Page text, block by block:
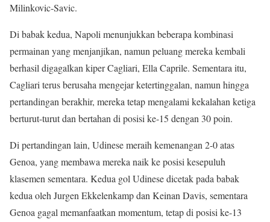
Milinkovic-Savic.
Di babak kedua, Napoli menunjukkan beberapa kombinasi
permainan yang menjanjikan, namun peluang mereka kembali
berhasil digagalkan kiper Cagliari, Ella Caprile. Sementara itu,
Cagliari terus berusaha mengejar ketertinggalan, namun hingga
pertandingan berakhir, mereka tetap mengalami kekalahan ketiga
berturut-turut dan bertahan di posisi ke-15 dengan 30 poin.
Di pertandingan lain, Udinese meraih kemenangan 2-0 atas
Genoa, yang membawa mereka naik ke posisi kesepuluh
klasemen sementara. Kedua gol Udinese dicetak pada babak
kedua oleh Jurgen Ekkelenkamp dan Keinan Davis, sementara
Genoa gagal memanfaatkan momentum, tetap di posisi ke-13